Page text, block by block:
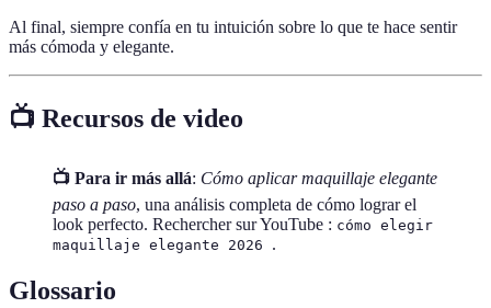
Al final, siempre confía en tu intuición sobre lo que te hace sentir
más cómoda y elegante.
📺 Recursos de video
📺 Para ir más allá: Cómo aplicar maquillaje elegante
paso a paso, una análisis completa de cómo lograr el
look perfecto. Rechercher sur YouTube : cómo elegir
maquillaje elegante 2026 .
Glossario